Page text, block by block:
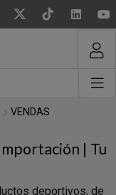
VENDAS
| Tu
deportivos, de